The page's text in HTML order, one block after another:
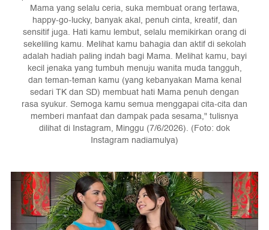
Mama yang selalu ceria, suka membuat orang tertawa,
happy-go-lucky, banyak akal, penuh cinta, kreatif, dan
sensitif juga. Hati kamu lembut, selalu memikirkan orang di
sekeliling kamu. Melihat kamu bahagia dan aktif di sekolah
adalah hadiah paling indah bagi Mama. Melihat kamu, bayi
kecil jenaka yang tumbuh menuju wanita muda tangguh,
dan teman-teman kamu (yang kebanyakan Mama kenal
sedari TK dan SD) membuat hati Mama penuh dengan
rasa syukur. Semoga kamu semua menggapai cita-cita dan
memberi manfaat dan dampak pada sesama," tulisnya
dilihat di Instagram, Minggu (7/6/2026). (Foto: dok
Instagram nadiamulya)